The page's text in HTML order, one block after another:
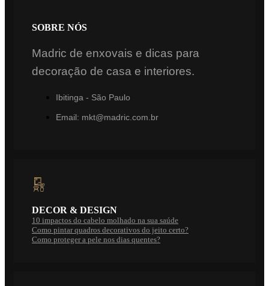
SOBRE NÓS
Madric de enxovais e dicas para
decoração de casa e interiores.
Ibitinga - São Paulo
Email: mkt@madric.com.br
DECOR & DESIGN
10 impactos do cabelo molhado na sua saúde
Como pintar quadros decorativos do jeito certo?
Como proteger a pele nos dias quentes?